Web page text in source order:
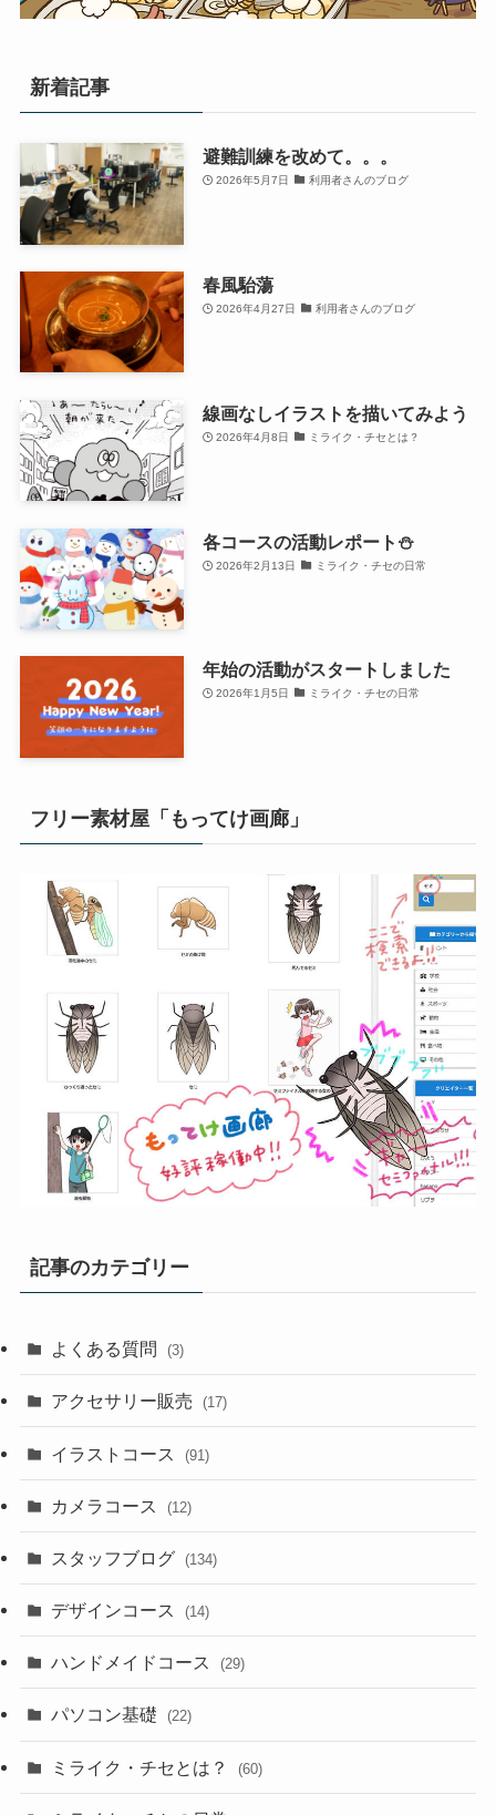
新着記事
避難訓練を改めて。。。
2026年5月7日 利用者さんのブログ
春風駘蕩
2026年4月27日 利用者さんのブログ
線画なしイラストを描いてみよう
2026年4月8日 ミライク・チセとは？
各コースの活動レポート⛄
2026年2月13日 ミライク・チセの日常
年始の活動がスタートしました
2026年1月5日 ミライク・チセの日常
フリー素材屋「もってけ画廊」
記事のカテゴリー
よくある質問 (3)
アクセサリー販売 (17)
イラストコース (91)
カメラコース (12)
スタッフブログ (134)
デザインコース (14)
ハンドメイドコース (29)
パソコン基礎 (22)
ミライク・チセとは？ (60)